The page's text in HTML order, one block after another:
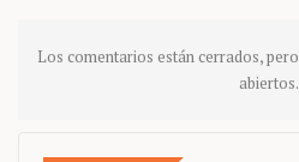
Los comentarios están cerrados, pero
abiertos.